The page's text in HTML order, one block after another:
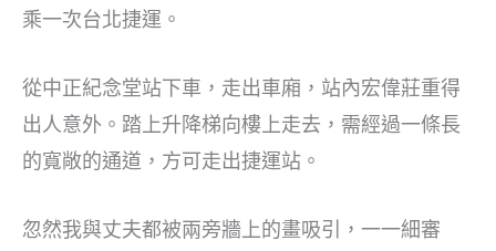
乘一次台北捷運。
從中正紀念堂站下車，走出車廂，站內宏偉莊重得
出人意外。踏上升降梯向樓上走去，需經過一條長
的寬敞的通道，方可走出捷運站。
忽然我與丈夫都被兩旁牆上的畫吸引，一一細審